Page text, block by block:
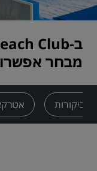
מבחר
ביקורות